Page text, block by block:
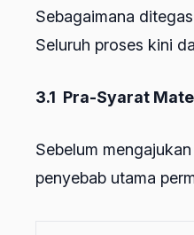
Sebagaimana
Seluruh proses kini
3.1 Pra-Syarat
Sebelum
penyebab utama